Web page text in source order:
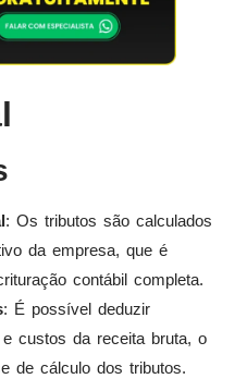
: Os tributos são calculados
da empresa, que é
contábil completa.
: É possível deduzir
custos da receita bruta, o
de cálculo dos tributos.